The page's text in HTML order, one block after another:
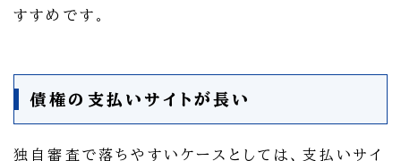
すすめです。
債権の支払いサイトが長い
独自審査で落ちやすいケースとしては、支払いサイ